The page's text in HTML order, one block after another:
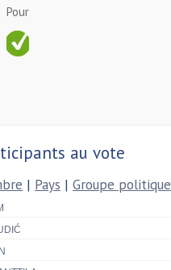
Pour
au vote
| Pays | Groupe politique